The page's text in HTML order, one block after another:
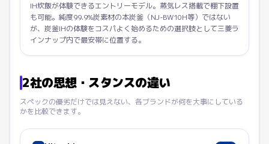
IH炊飯が体験できるエントリーモデル。蒸気レス搭載で棚下設置
も可能。純度99.9%炭素材の本炭釜（NJ-BW10H等）ではない
が、炭釜IHの体験をコスパよく始めるための選択肢として三菱ラ
インナップ内で最安帯に位置する。
2社の思想・スタンスの違い
スペックの優劣だけでは見えない、各ブランドが何を大事にしている
かを比較できます。